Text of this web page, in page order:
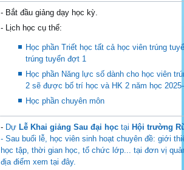
- Bắtđầugiảngdạy học kỳ.
- Lịch học cụ thể:
Học phần Triết học tất cả học viên trúng
trúng tuyển đợt 1
Học phần Năng lực số dành cho học viên
2 sẽ được bố trí học và HK 2 năm học
Học phần chuyên môn
- Dự Lễ KhaigiảngSauđại học tại Hộitrường
- Sau buổi lễ, học viên sinh hoạt chuyên đề: giới
học tập, thời gian học, tổ chức lớp... tại đơn vị
địa điểm xem tại đây.